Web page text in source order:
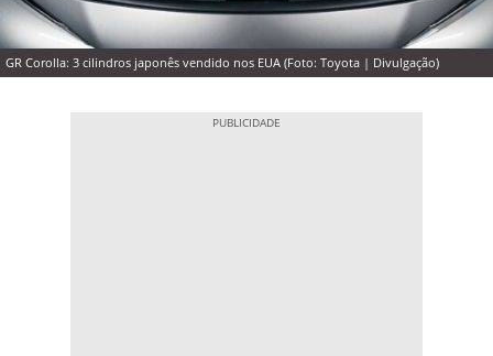
GR Corolla: 3 cilindros japonês vendido nos EUA (Foto: Toyota | Divulgação)